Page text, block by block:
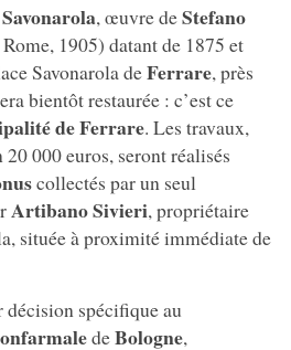
, œuvre deStefano
1905) datant de 1875 et
Savonarola deFerrare, près
bientôt restaurée : c’est ce
de Ferrare. Les travaux,
000 euros, seront réalisés
collectés par un seul
Artibano Sivieri, propriétaire
située à proximité immédiate de
spécifique au
deBologne,